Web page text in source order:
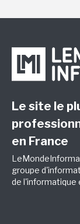
Le site le
en France
groupe
de l'informatique